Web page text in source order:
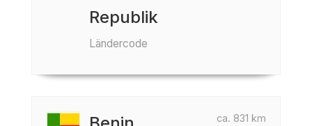
Republik
Ländercode
ca. 831 km